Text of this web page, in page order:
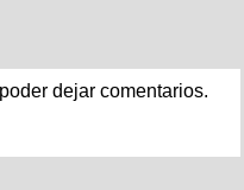
dejar comentarios.